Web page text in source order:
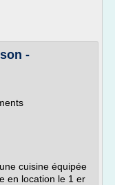
-
cuisine équipée
en location le 1 er